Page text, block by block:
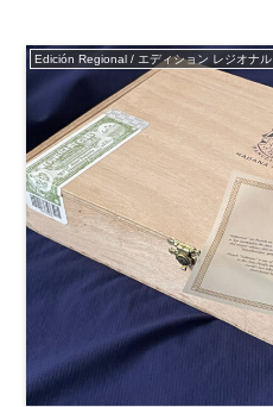
Edición Regional / エディション レジオナル